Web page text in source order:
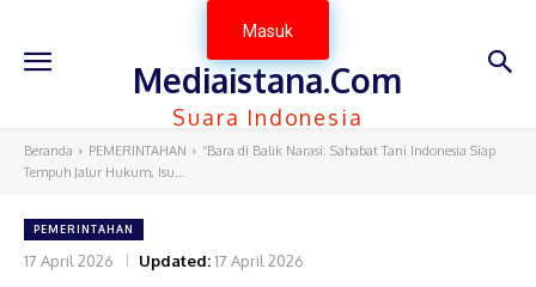
Masuk
Mediaistana.Com
Suara Indonesia
Beranda PEMERINTAHAN
“Bara di Balik Narasi: Sahabat Tani Indonesia Siap
Tempuh Jalur Hukum, Isu...
PEMERINTAHAN
17 April 2026 Updated:17 April 2026